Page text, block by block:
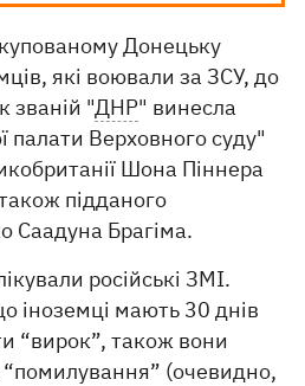
Донецьку
які воювали за ЗСУ, до
званій "ДНР" винесла
палати Верховного суду"
Шона Піннера
підданого
Саадуна Брагіма.
російські ЗМІ.
іноземці мають 30 днів
“вирок”, також вони
(очевидно,